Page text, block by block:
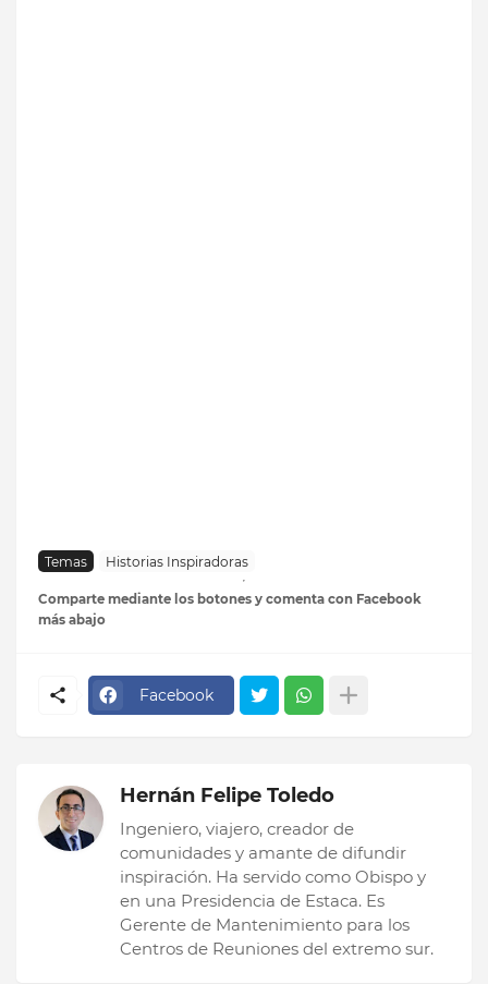
Temas Historias Inspiradoras
Comparte mediante los botones y comenta con Facebook
más abajo
Facebook
Hernán Felipe Toledo
Ingeniero, viajero, creador de
comunidades y amante de difundir
inspiración. Ha servido como Obispo y
en una Presidencia de Estaca. Es
Gerente de Mantenimiento para los
Centros de Reuniones del extremo sur.